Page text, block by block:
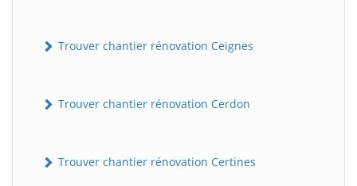
Trouver chantier rénovation Ceignes
Trouver chantier rénovation Cerdon
Trouver chantier rénovation Certines